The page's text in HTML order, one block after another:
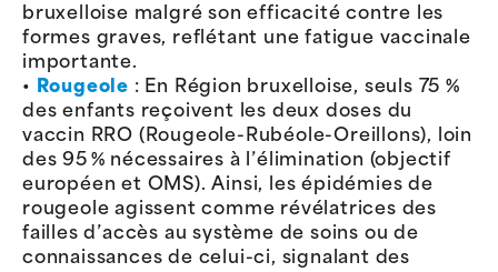
bruxelloise malgré son efficacité contre les
formes graves, reflétant une fatigue vaccinale
importante.
•
Rougeole : En Région bruxelloise, seuls 75 %
des enfants reçoivent les deux doses du
vaccin RRO (Rougeole-Rubéole-Oreillons), loin
des 95 % nécessaires à l’élimination (objectif
européen et OMS). Ainsi, les épidémies de
rougeole agissent comme révélatrices des
failles d’accès au système de soins ou de
connaissances de celui-ci, signalant des